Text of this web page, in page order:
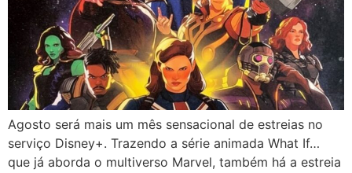
Agosto será mais um mês sensacional de estreias no
serviço Disney+. Trazendo a série animada What If…
que já aborda o multiverso Marvel, também há a estreia